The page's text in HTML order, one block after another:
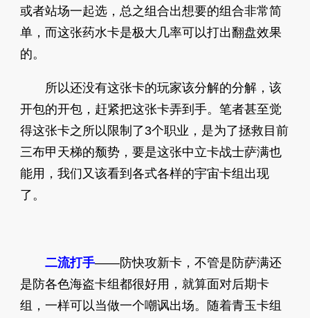
或者站场一起选，总之组合出想要的组合非常简
单，而这张药水卡是极大几率可以打出翻盘效果
的。
所以还没有这张卡的玩家该分解的分解，该
开包的开包，赶紧把这张卡弄到手。笔者甚至觉
得这张卡之所以限制了3个职业，是为了拯救目前
三布甲天梯的颓势，要是这张中立卡战士萨满也
能用，我们又该看到各式各样的宇宙卡组出现
了。
二流打手——防快攻新卡，不管是防萨满还
是防各色海盗卡组都很好用，就算面对后期卡
组，一样可以当做一个嘲讽出场。随着青玉卡组